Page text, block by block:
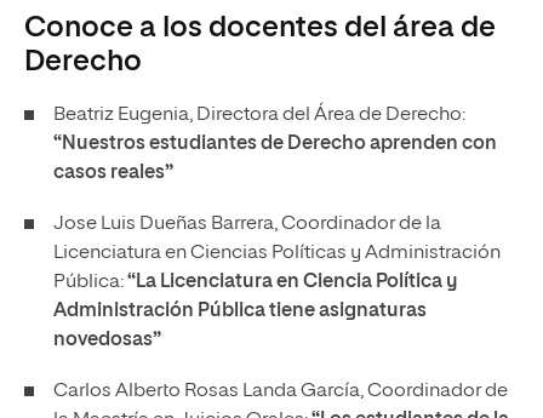
Conoce a los docentes del área de
Derecho
Beatriz Eugenia, Directora del Área de Derecho:
“Nuestros estudiantes de Derecho aprenden con
casos reales”
Jose Luis Dueñas Barrera, Coordinador de la
Licenciatura en Ciencias Políticas y Administración
Pública:“La Licenciatura en Ciencia Política y
Administración Pública tiene asignaturas
novedosas”
Carlos Alberto Rosas Landa García, Coordinador de